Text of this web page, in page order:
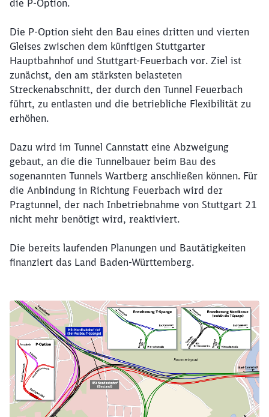
die P-Option.
Die P-Option sieht den Bau eines dritten und vierten
Gleises zwischen dem künftigen Stuttgarter
Hauptbahnhof und Stuttgart-Feuerbach vor. Ziel ist
zunächst, den am stärksten belasteten
Streckenabschnitt, der durch den Tunnel Feuerbach
führt, zu entlasten und die betriebliche Flexibilität zu
erhöhen.
Dazu wird im Tunnel Cannstatt eine Abzweigung
gebaut, an die die Tunnelbauer beim Bau des
sogenannten Tunnels Wartberg anschließen können. Für
die Anbindung in Richtung Feuerbach wird der
Pragtunnel, der nach Inbetriebnahme von Stuttgart 21
nicht mehr benötigt wird, reaktiviert.
Die bereits laufenden Planungen und Bautätigkeiten
finanziert das Land Baden-Württemberg.